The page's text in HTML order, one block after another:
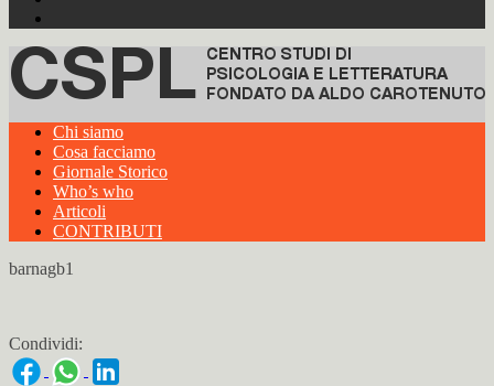
Chi siamo
Cosa facciamo
Giornale Storico
Who’s who
Articoli
CONTRIBUTI
barnagb1
Condividi: